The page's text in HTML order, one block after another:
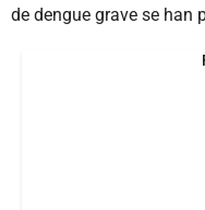
de dengue grave se han